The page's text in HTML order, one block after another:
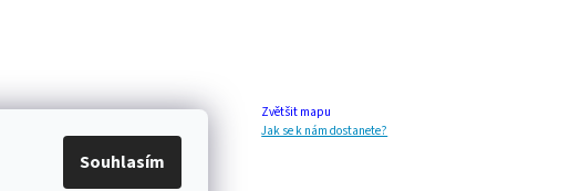
Souhlasím
Zvětšit mapu
Jak se k nám dostanete?